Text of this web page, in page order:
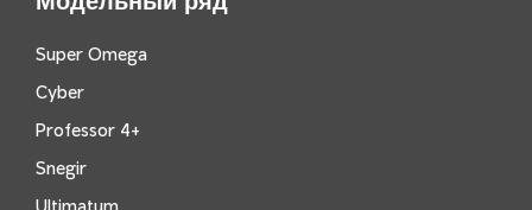
Super Omega
Cyber
Professor 4+
Snegir